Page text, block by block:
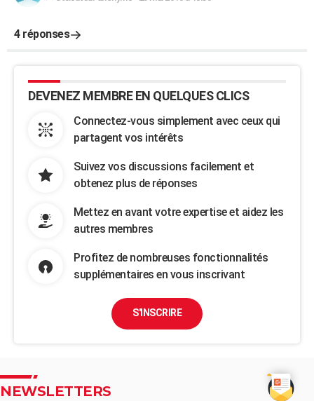
4 réponses
DEVENEZ MEMBRE EN QUELQUES CLICS
Connectez-vous simplement avec ceux qui
partagent vos intérêts
Suivez vos discussions facilement et
obtenez plus de réponses
Mettez en avant votre expertise et aidez les
autres membres
Profitez de nombreuses fonctionnalités
supplémentaires en vous inscrivant
S'INSCRIRE
NEWSLETTERS